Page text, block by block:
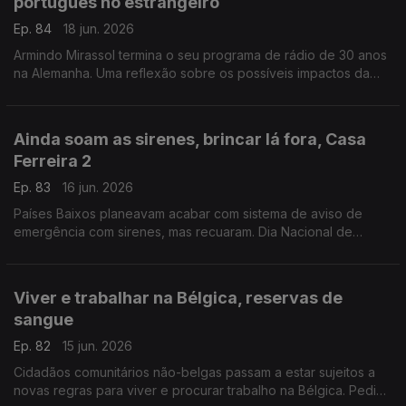
Ep. 84
18 jun. 2026
Armindo Mirassol termina o seu programa de rádio de 30 anos
na Alemanha. Uma reflexão sobre os possíveis impactos da
Ainda soam as sirenes, brincar lá fora, Casa
Ferreira 2
Ep. 83
16 jun. 2026
Países Baixos planeavam acabar com sistema de aviso de
emergência com sirenes, mas recuaram. Dia Nacional de
Viver e trabalhar na Bélgica, reservas de
sangue
Ep. 82
15 jun. 2026
Cidadãos comunitários não-belgas passam a estar sujeitos a
novas regras para viver e procurar trabalho na Bélgica. Pedido